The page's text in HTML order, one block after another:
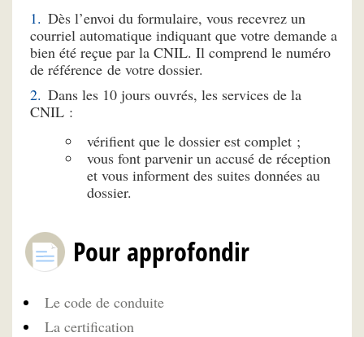
Dès l’envoi du formulaire, vous recevrez un
courriel automatique indiquant que votre demande a
bien été reçue par la CNIL. Il comprend le numéro
de référence de votre dossier.
Dans les 10 jours ouvrés, les services de la
CNIL :
vérifient que le dossier est complet ;
vous font parvenir un accusé de réception
et vous informent des suites données au
dossier.
Pour approfondir
Le code de conduite
La certification